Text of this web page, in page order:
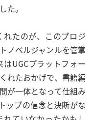
た。
たのが、このプロジ
ノベルジャンルを管掌
UGCプラットフォー
れたおかげで、書籍編
が一体となって仕組み
ップの信念と決断がな